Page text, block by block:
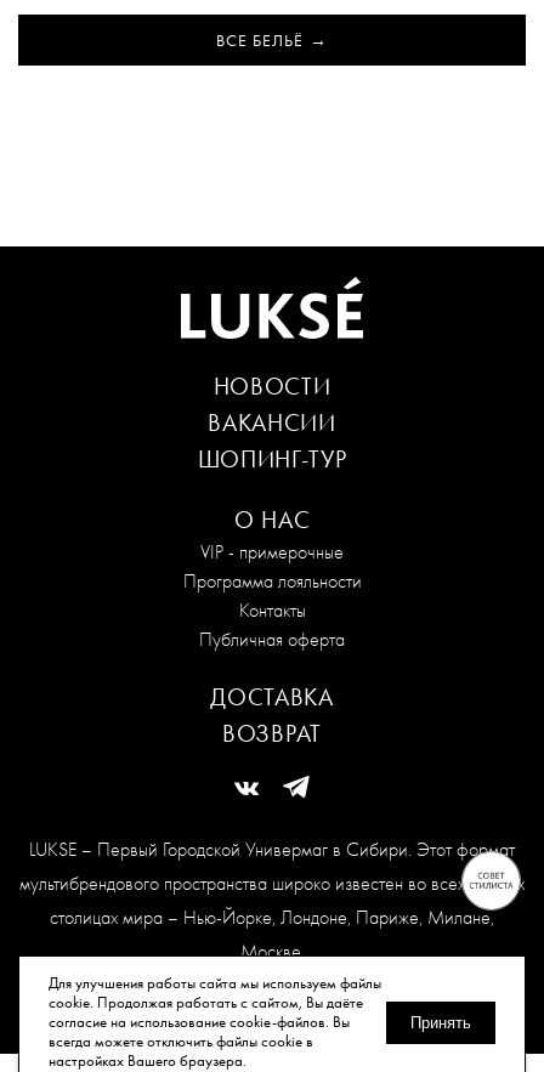
Для улучшения работы сайта мы используем файлы
cookie. Продолжая работать с сайтом, Вы даёте
согласие на использование cookie-файлов. Вы
всегда можете отключить файлы cookie в
настройках Вашего браузера.
Принять
ВСЕ БЕЛЬЁ
LUKSE – Первый Городской Универмаг в Сибири. Этот формат
мультибрендового пространства широко известен во всех модных
столицах мира – Нью-Йорке, Лондоне, Париже, Милане,
Москве.
Карта сайта
© Все права защищены, 2026.
О НАС
VIP - примерочные
Программа лояльности
Контакты
Публичная оферта
НОВОСТИ
ВАКАНСИИ
ШОПИНГ-ТУР
ДОСТАВКА
ВОЗВРАТ